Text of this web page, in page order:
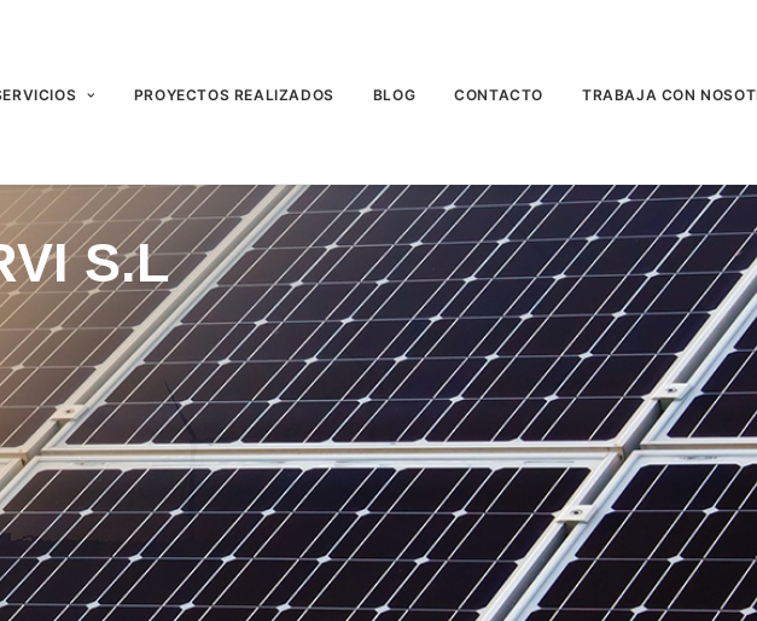
PROYECTOS REALIZADOS BLOG CONTACTO TRABAJA CON
S.L